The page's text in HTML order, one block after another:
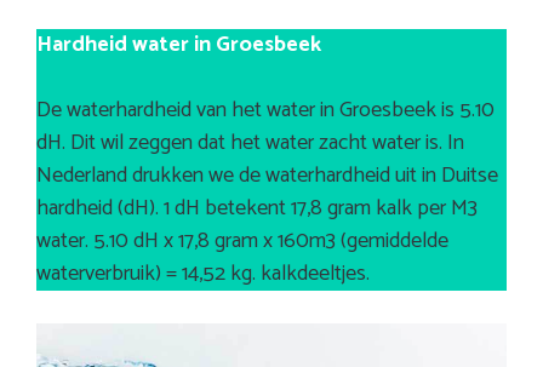
Hardheid water in Groesbeek
De waterhardheid van het water in Groesbeek is 5.10
dH. Dit wil zeggen dat het water zacht water is. In
Nederland drukken we de waterhardheid uit in Duitse
hardheid (dH). 1 dH betekent 17,8 gram kalk per M3
water. 5.10 dH x 17,8 gram x 160m3 (gemiddelde
waterverbruik) = 14,52 kg. kalkdeeltjes.